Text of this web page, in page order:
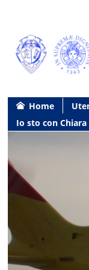
Home
Io sto con Chiara